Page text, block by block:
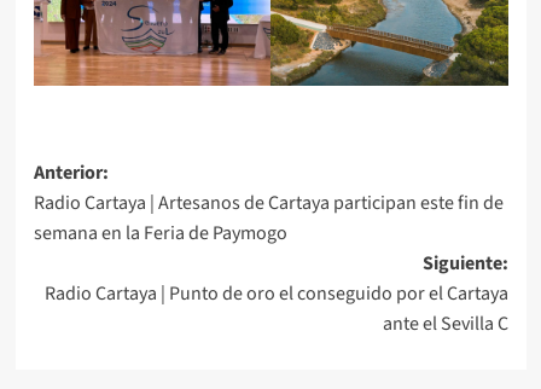
Anterior:
Radio Cartaya | Artesanos de Cartaya participan este fin de
semana en la Feria de Paymogo
Siguiente:
Radio Cartaya | Punto de oro el conseguido por el Cartaya
ante el Sevilla C